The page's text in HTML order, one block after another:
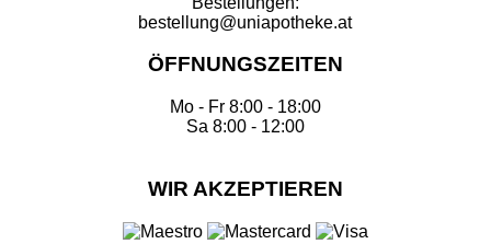
bestellung@uniapotheke.at
ÖFFNUNGSZEITEN
Mo - Fr 8:00 - 18:00
Sa 8:00 - 12:00
WIR AKZEPTIEREN